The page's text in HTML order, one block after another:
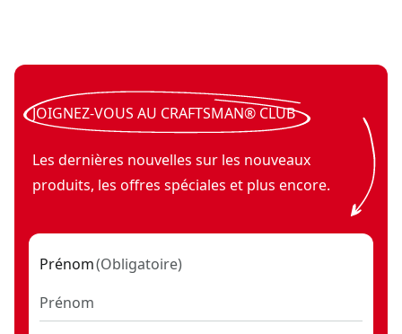
Haut-parleur Bluetooth® 20 V MAX* (outil uniquement)-
V20*
JOIGNEZ-VOUS AU CRAFTSMAN® CLUB
Les dernières nouvelles sur les nouveaux
produits, les offres spéciales et plus encore.
Prénom(Obligatoire)